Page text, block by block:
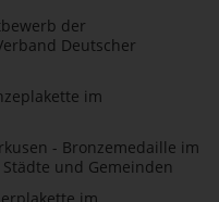
der
Deutscher
im
- Bronzemedaille im
und Gemeinden